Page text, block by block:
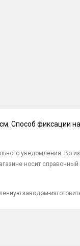
Способ фиксации
уведомления. Во
носит справочный
заводом-